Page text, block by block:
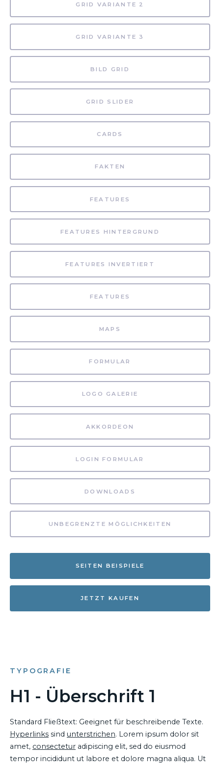
GRID VARIANTE 2
GRID VARIANTE 3
BILD GRID
GRID SLIDER
CARDS
FAKTEN
FEATURES
FEATURES HINTERGRUND
FEATURES INVERTIERT
FEATURES
MAPS
FORMULAR
LOGO GALERIE
AKKORDEON
LOGIN FORMULAR
DOWNLOADS
UNBEGRENZTE MÖGLICHKEITEN
SEITEN BEISPIELE
JETZT KAUFEN
TYPOGRAFIE
H1 - Überschrift 1
Standard Fließtext: Geeignet für beschreibende Texte.
Hyperlinks sind unterstrichen. Lorem ipsum dolor sit
amet, consectetur adipiscing elit, sed do eiusmod
tempor incididunt ut labore et dolore magna aliqua. Ut